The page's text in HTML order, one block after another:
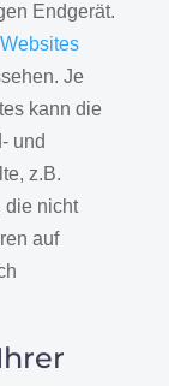
Endgerät.
Je
kann die
und
z.B.
die nicht
auf